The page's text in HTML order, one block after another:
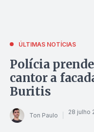
ÚLTIMAS NOTÍCIAS
Polícia
cantor a
Buritis
Ton Paulo 28 julho